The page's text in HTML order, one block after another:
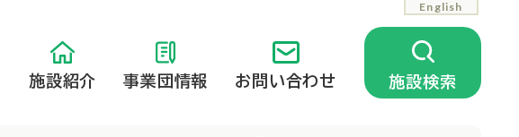
English
施設紹介 事業団情報 お問い合わせ 施設検索